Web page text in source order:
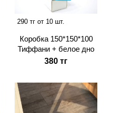
290 тг от 10 шт.
Коробка 150*150*100
Тиффани + белое дно
380 тг